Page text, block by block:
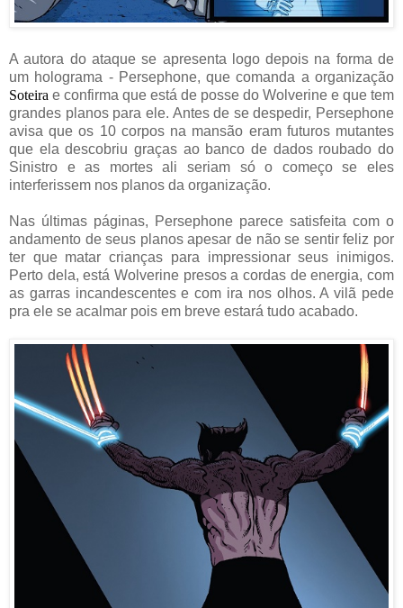
A autora do ataque se apresenta logo depois na forma de
um holograma - Persephone, que comanda a organização
Soteira e confirma que está de posse do Wolverine e que tem
grandes planos para ele. Antes de se despedir, Persephone
avisa que os 10 corpos na mansão eram futuros mutantes
que ela descobriu graças ao banco de dados roubado do
Sinistro e as mortes ali seriam só o começo se eles
interferissem nos planos da organização.
Nas últimas páginas, Persephone parece satisfeita com o
andamento de seus planos apesar de não se sentir feliz por
ter que matar crianças para impressionar seus inimigos.
Perto dela, está Wolverine presos a cordas de energia, com
as garras incandescentes e com ira nos olhos. A vilã pede
pra ele se acalmar pois em breve estará tudo acabado.